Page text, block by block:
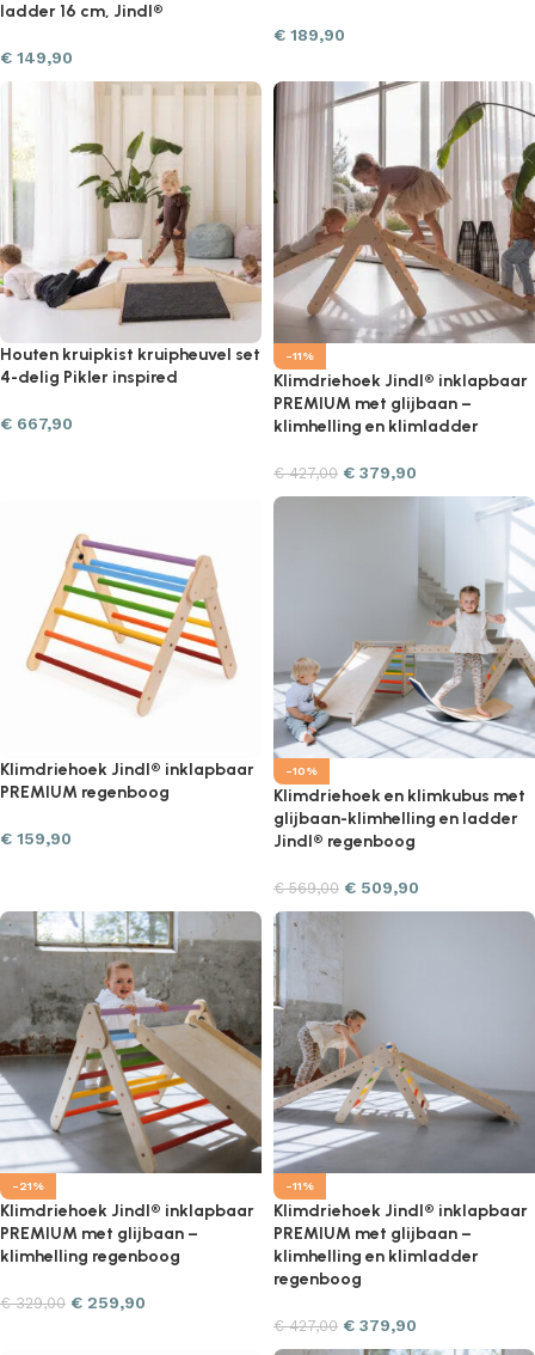
ladder 16 cm, Jindl®
€ 149,90
€ 189,90
Houten kruipkist kruipheuvel set
4-delig Pikler inspired
€ 667,90
-11%
Klimdriehoek Jindl® inklapbaar
PREMIUM met glijbaan –
klimhelling en klimladder
€427,00 € 379,90
Klimdriehoek Jindl® inklapbaar
PREMIUM regenboog
€ 159,90
-10%
Klimdriehoek en klimkubus met
glijbaan-klimhelling en ladder
Jindl® regenboog
€569,00 € 509,90
-21%
Klimdriehoek Jindl® inklapbaar
PREMIUM met glijbaan –
klimhelling regenboog
€329,00 € 259,90
-11%
Klimdriehoek Jindl® inklapbaar
PREMIUM met glijbaan –
klimhelling en klimladder
regenboog
€427,00 € 379,90